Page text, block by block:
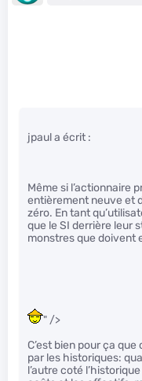
jpaul a écrit :
Même si l’actionnaire
entièrement neuve et
zéro. En tant
que le SI derrière leur
monstres que doivent
" />
C’est bien pour ça
par les historiques:
l’autre coté